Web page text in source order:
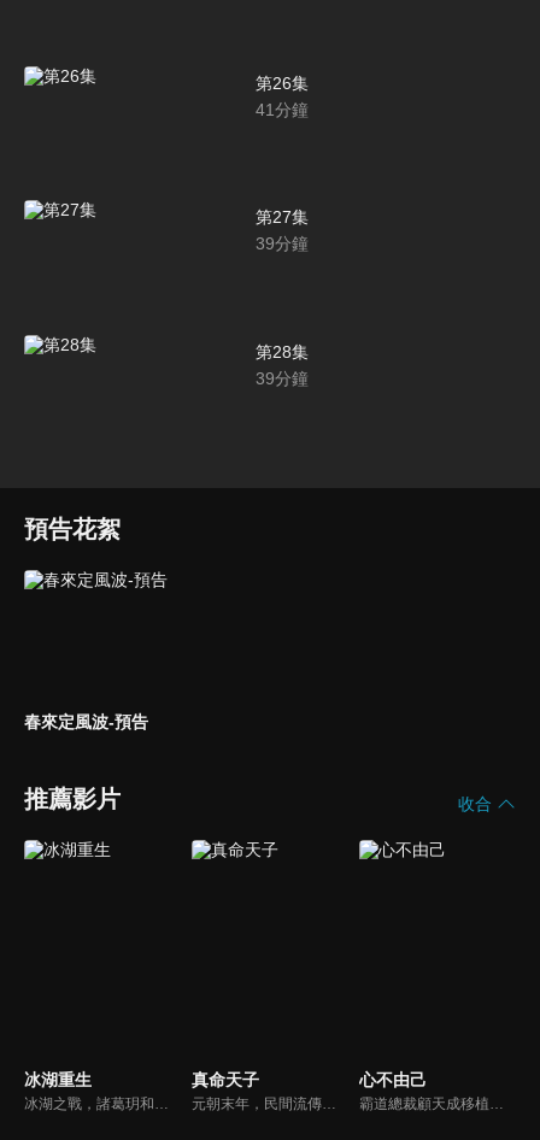
第26集
41分鐘
第27集
39分鐘
第28集
39分鐘
預告花絮
春來定風波-預告
推薦影片 收合
冰湖重生 真命天子
元朝末年，民間流傳著有關真命天子即將出世推翻元朝的預言，韓靈兒、陳友諒、朱元璋均被認為是真命天子。朝廷得知流言，企圖扼殺真命天子。為逃避元軍搜殺，朱元璋寄身皇覺寺，結識了徐達、胡大海、常遇春等好兄弟，並得劉伯溫輔佐，最終，朱元璋挾真命天子之威，開國奠基，開啟三百年大明皇朝。
心不由己